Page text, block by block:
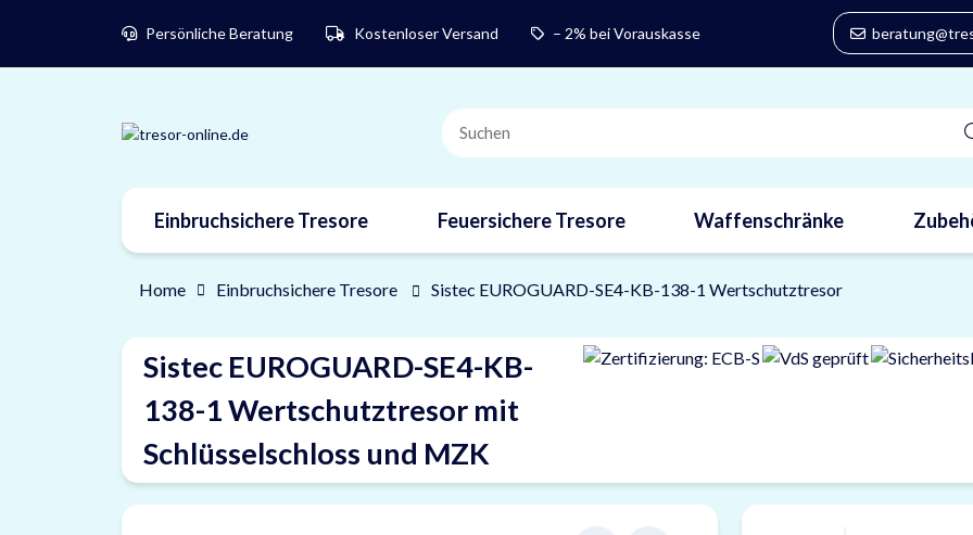
Persönliche Beratung Kostenloser Versand – 2% bei Vorauskasse
Einbruchsichere Tresore Feuersichere Tresore Waffenschränke
Home Einbruchsichere Tresore Sistec EUROGUARD-SE4-KB-138-1 Wertschutztresor
Sistec EUROGUARD-SE4-KB-
138-1 Wertschutztresor mit
Schlüsselschloss und MZK